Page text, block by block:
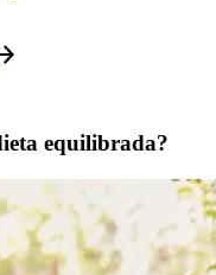
equilibrada?